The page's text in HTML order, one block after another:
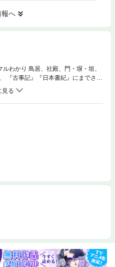
報へ
わかり 鳥居、社殿、門・塀・垣、
『古事記』『日本書紀』にまでさか
各地の神社の見かたを完全図解。